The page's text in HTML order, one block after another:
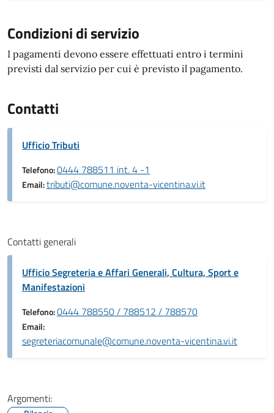
Condizioni di servizio
I pagamenti devono essere effettuati entro i termini
previsti dal servizio per cui è previsto il pagamento.
Contatti
Ufficio Tributi
Telefono:0444 788511 int. 4 -1
Email:tributi@comune.noventa-vicentina.vi.it
Contatti generali
Ufficio Segreteria e Affari Generali, Cultura, Sport e
Manifestazioni
Telefono:0444 788550 / 788512 / 788570
Email:
segreteriacomunale@comune.noventa-vicentina.vi.it
Argomenti: